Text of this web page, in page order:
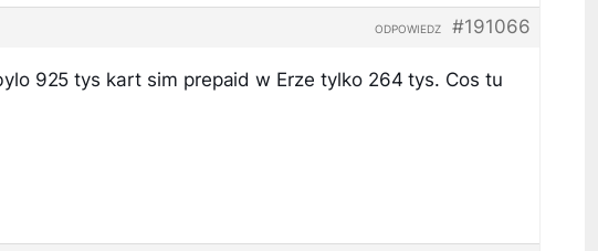
#191066
ODPOWIEDZ
925 tys kart sim prepaid w Erze tylko 264 tys. Cos tu